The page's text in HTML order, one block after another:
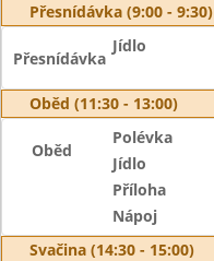
Přesnídávka (9:00 - 9:30)
Přesnídávka
Jídlo
Oběd (11:30 - 13:00)
Oběd
Polévka
Jídlo
Příloha
Nápoj
Svačina (14:30 - 15:00)